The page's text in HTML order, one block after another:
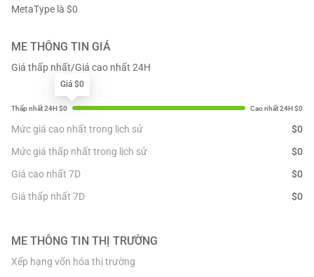
MetaType là $0
ME THÔNG TIN GIÁ
Giá thấp nhất/Giá cao nhất 24H
Giá $0
Mức giá cao nhất trong lịch sử $0
Mức giá thấp nhất trong lịch sử
$0
Giá cao nhất 7D
$0
Giá thấp nhất 7D
$0
ME THÔNG TIN THỊ TRƯỜNG
Xếp hạng vốn hóa thị trường